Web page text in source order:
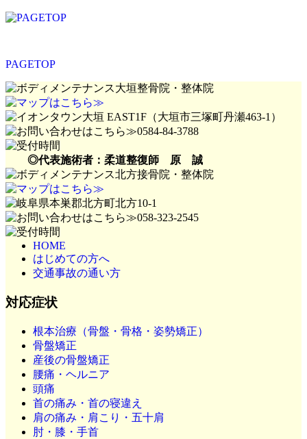
PAGETOP
◎代表施術者：柔道整復師 原 誠
HOME
はじめての方へ
交通事故の通い方
対応症状
根本治療（骨盤・骨格・姿勢矯正）
骨盤矯正
産後の骨盤矯正
腰痛・ヘルニア
頭痛
首の痛み・首の寝違え
肩の痛み・肩こり・五十肩
肘・膝・手首